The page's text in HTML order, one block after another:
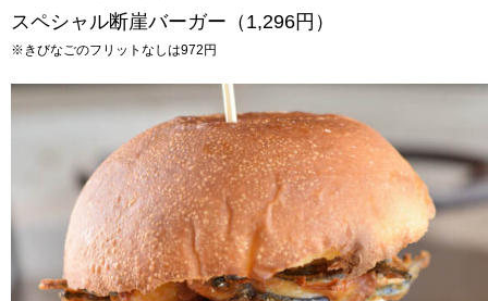
スペシャル断崖バーガー（1,296円）
※きびなごのフリットなしは972円